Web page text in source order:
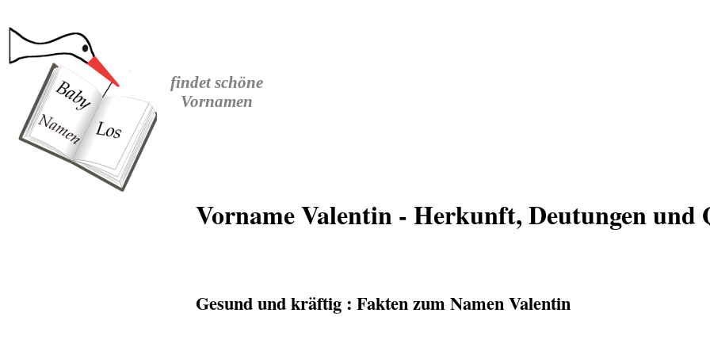
findetschöne
Vornamen
Vorname Valentin - Herkunft, Deutungen und
Gesund und kräftig : Fakten zum Namen Valentin